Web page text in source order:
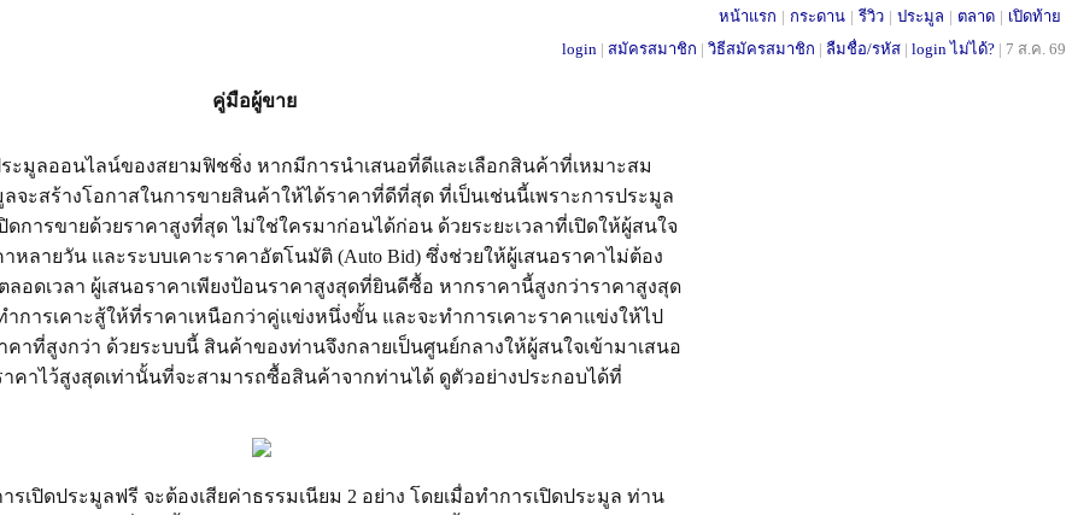
หน้าแรก | กระดาน | รีวิว | ประมูล | ตลาด | เปิดท้าย
login | สมัครสมาชิก | วิธีสมัครสมาชิก | ลืมชื่อ/รหัส | login ไม่ได้? | 7 ส.ค. 69
คู่มือผู้ขาย
ะมูลออนไลน์ของสยามฟิชชิ่ง หากมีการนำเสนอที่ดีและเลือกสินค้าที่เหมาะสม
จะสร้างโอกาสในการขายสินค้าให้ได้ราคาที่ดีที่สุด ที่เป็นเช่นนี้เพราะการประมูล
ดการขายด้วยราคาสูงที่สุด ไม่ใช่ใครมาก่อนได้ก่อน ด้วยระยะเวลาที่เปิดให้ผู้สนใจ
าหลายวัน และระบบเคาะราคาอัตโนมัติ (Auto Bid) ซึ่งช่วยให้ผู้เสนอราคาไม่ต้อง
ลอดเวลา ผู้เสนอราคาเพียงป้อนราคาสูงสุดที่ยินดีซื้อ หากราคานี้สูงกว่าราคาสูงสุด
การเคาะสู้ให้ที่ราคาเหนือกว่าคู่แข่งหนึ่งขั้น และจะทำการเคาะราคาแข่งให้ไป
คาที่สูงกว่า ด้วยระบบนี้ สินค้าของท่านจึงกลายเป็นศูนย์กลางให้ผู้สนใจเข้ามาเสนอ
าคาไว้สูงสุดเท่านั้นที่จะสามารถซื้อสินค้าจากท่านได้ ดูตัวอย่างประกอบได้ที่
รเปิดประมูลฟรี จะต้องเสียค่าธรรมเนียม 2 อย่าง โดยเมื่อทำการเปิดประมูล ท่าน